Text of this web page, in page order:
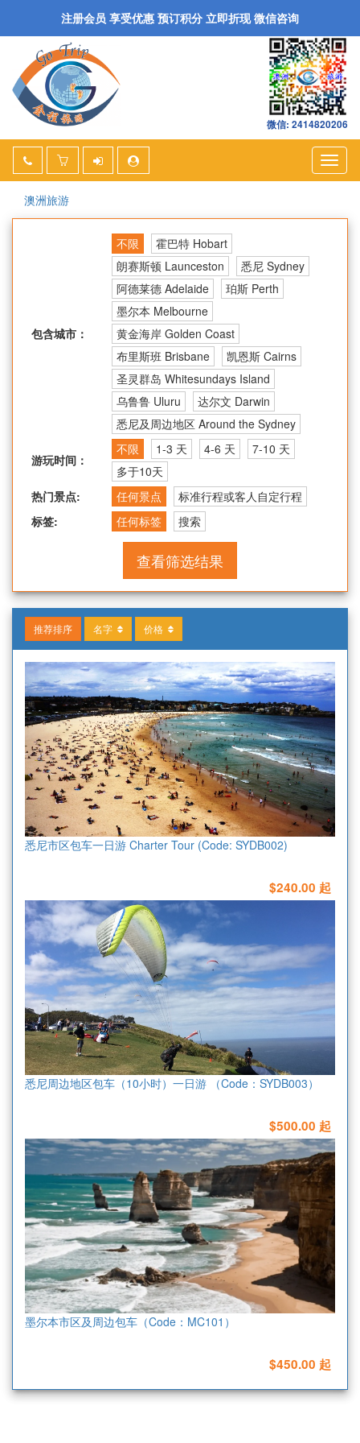
注册会员 享受优惠 预订积分 立即折现 微信咨询
微信: 2414820206
澳洲旅游
包含城市：
不限
霍巴特 Hobart
朗赛斯顿 Launceston
悉尼 Sydney
阿德莱德 Adelaide
珀斯 Perth
墨尔本 Melbourne
黄金海岸 Golden Coast
布里斯班 Brisbane
凯恩斯 Cairns
圣灵群岛 Whitesundays Island
乌鲁鲁 Uluru
达尔文 Darwin
悉尼及周边地区 Around the Sydney
游玩时间：
不限 1-3 天 4-6 天
7-10 天
多于10天
热门景点:
任何景点
标准行程或客人自定行程
标签:
任何标签 搜索
查看筛选结果
推荐排序 名字 价格
悉尼市区包车一日游 Charter Tour (Code: SYDB002)
$240.00 起
悉尼周边地区包车（10小时）一日游 （Code：SYDB003）
$500.00 起
墨尔本市区及周边包车（Code：MC101）
$450.00 起